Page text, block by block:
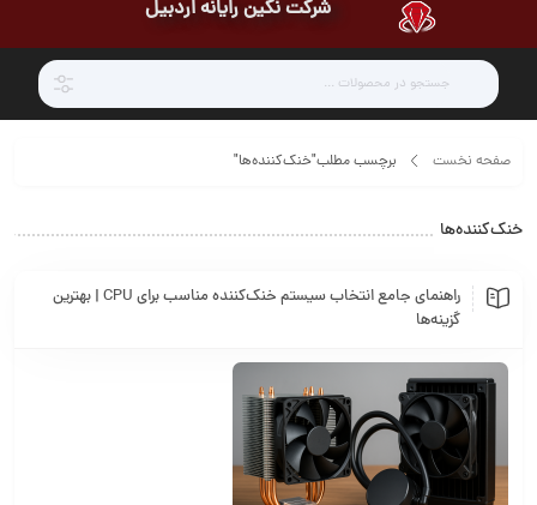
شرکت نگین رایانه اردبیل
صفحه نخست برچسب مطلب"خنک‌کننده‌ها"
خنک‌کننده‌ها
راهنمای جامع انتخاب سیستم خنک‌کننده مناسب برای CPU | بهترین
گزینه‌ها